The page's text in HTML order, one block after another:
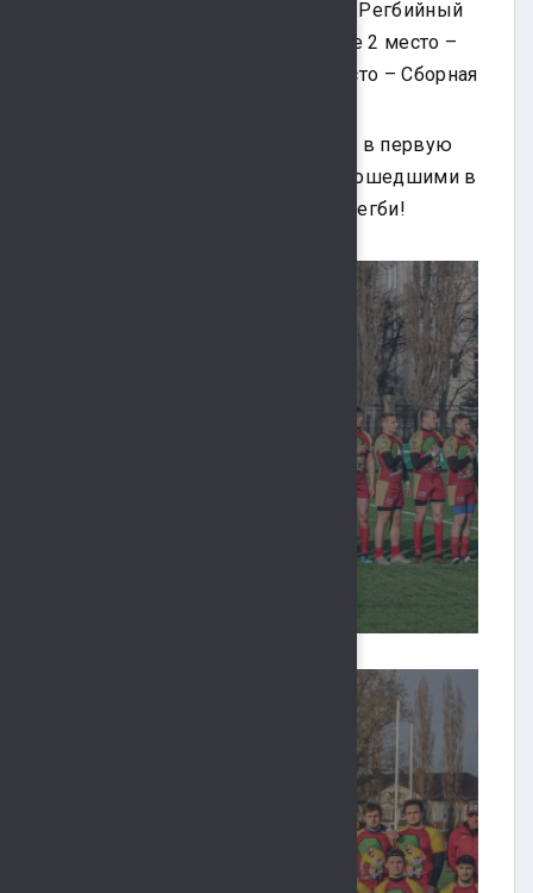
мужских команд стала команда Регбийный
клуб Нарвская Застава, почетное 2 место –
Регбийный клуб "Липецк", 3 место – Сборная
Поздравляем всех призеров, но в первую
очередь гордимся липчанами, вошедшими в
тройку сильнейших команд по регби!